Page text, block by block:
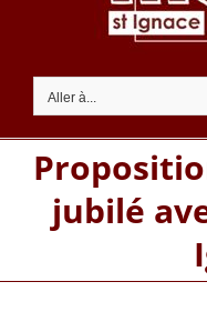
Aller à...
jubilé